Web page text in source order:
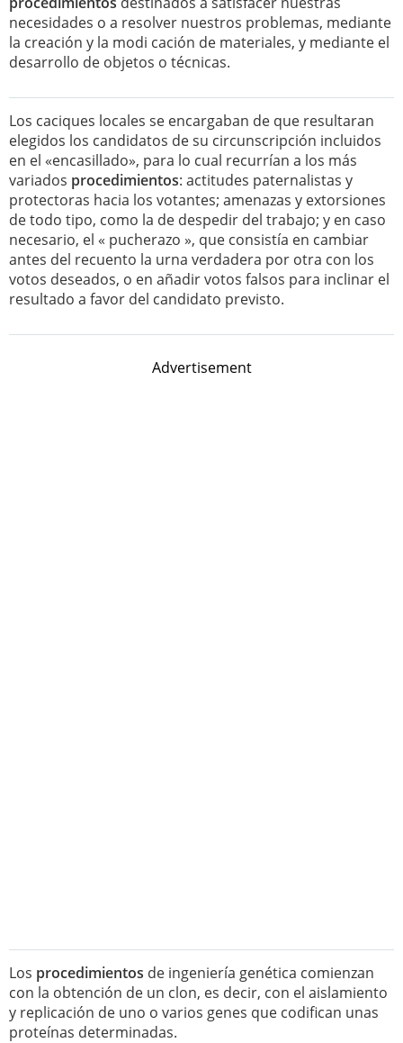
necesidades o a resolver nuestros problemas, mediante
la creación y la modi cación de materiales, y mediante el
desarrollo de objetos o técnicas.
Los caciques locales se encargaban de que resultaran
elegidos los candidatos de su circunscripción incluidos
en el «encasillado», para lo cual recurrían a los más
variados procedimientos: actitudes paternalistas y
protectoras hacia los votantes; amenazas y extorsiones
de todo tipo, como la de despedir del trabajo; y en caso
necesario, el « pucherazo », que consistía en cambiar
antes del recuento la urna verdadera por otra con los
votos deseados, o en añadir votos falsos para inclinar el
resultado a favor del candidato previsto.
Advertisement
Los procedimientos de ingeniería genética comienzan
con la obtención de un clon, es decir, con el aislamiento
y replicación de uno o varios genes que codifican unas
proteínas determinadas.